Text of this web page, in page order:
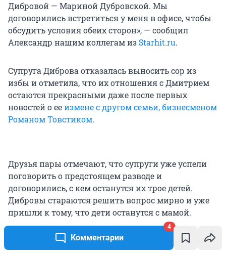
Комментарии
4
Дибровой — Мариной Дубровской. Мы
договорились встретиться у меня в офисе, чтобы
обсудить условия обеих сторон», — сообщил
Александр нашим коллегам из Starhit.ru.
Супруга Диброва отказалась выносить сор из
избы и отметила, что их отношения с Дмитрием
остаются прекрасными даже после первых
новостей о ееизмене с другом семьи, бизнесменом
Романом Товстиком.
Друзья пары отмечают, что супруги уже успели
поговорить о предстоящем разводе и
договорились, с кем останутся их трое детей.
Дибровы стараются решить вопрос мирно и уже
пришли к тому, что дети останутся с мамой.
А вот судьба особняка на Рублевке за 750